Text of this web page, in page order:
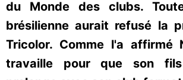
du Monde des clubs.
brésilienne aurait refusé la
Tricolor. Comme l'a affirmé
travaille pour que son